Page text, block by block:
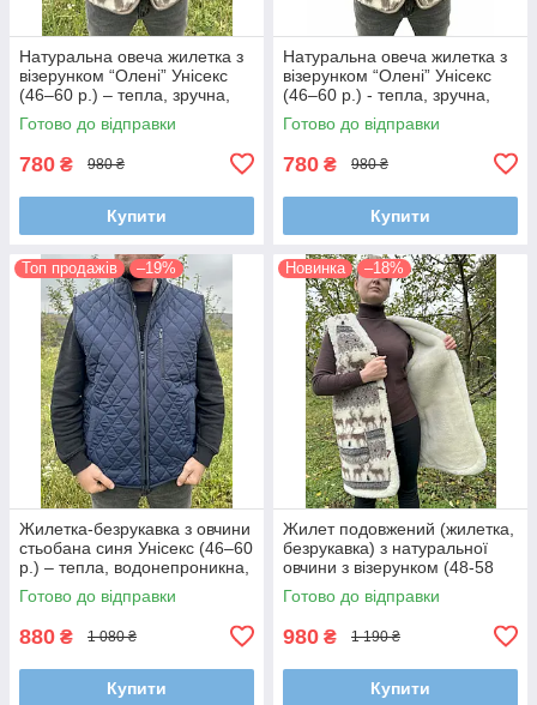
Натуральна овеча жилетка з
візерунком “Олені” Унісекс
(46–60 р.) – тепла, зручна,
екологічна, для дому та
прогулянок
Готово до відправки
780 ₴ 980 ₴
Купити
Натуральна овеча жилетка з
візерунком “Олені” Унісекс
(46–60 р.) - тепла, зручна,
екологічна, для дому та
прогулянок
Готово до відправки
780 ₴ 980 ₴
Купити
Топ продажів –19%
Жилетка-безрукавка з овчини
стьобана синя Унісекс (46–60
р.) – тепла, водонепроникна,
з коміром-стійкою та
блискавкою
Готово до відправки
880 ₴ 1 080 ₴
Купити
Новинка –18%
Жилет подовжений (жилетка,
безрукавка) з натуральної
овчини з візерунком (48-58
р.)
Готово до відправки
980 ₴ 1 190 ₴
Купити